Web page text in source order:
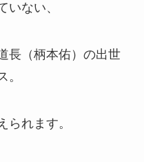
いない、
長（柄本佑）の出世
。
られます。